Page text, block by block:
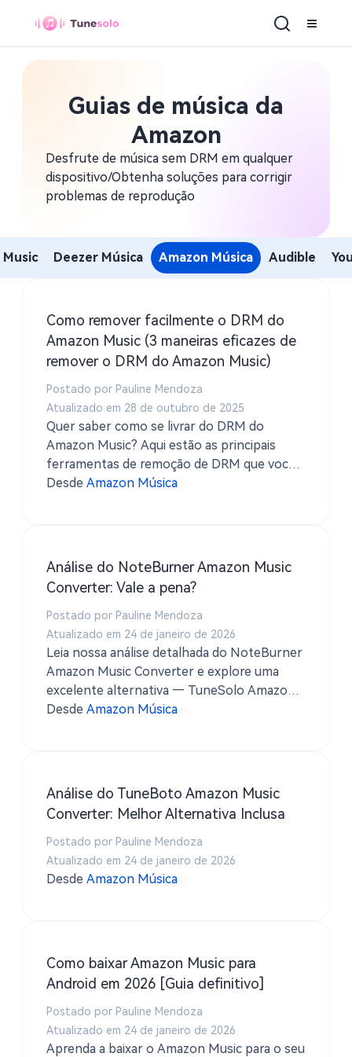
Guias de música da
Amazon
Desfrute de música sem DRM em qualquer
dispositivo/Obtenha soluções para corrigir
problemas de reprodução
Music Deezer Música Amazon Música Audible
Como remover facilmente o DRM do
Amazon Music (3 maneiras eficazes de
remover o DRM do Amazon Music)
Postado por Pauline Mendoza
Atualizado em 28 de outubro de 2025
Quer saber como se livrar do DRM do
Amazon Music? Aqui estão as principais
ferramentas de remoção de DRM que você
pode usar para baixar músicas no seu celular,
Desde Amazon Música
Análise do NoteBurner Amazon Music
Converter: Vale a pena?
Postado por Pauline Mendoza
Atualizado em 24 de janeiro de 2026
Leia nossa análise detalhada do NoteBurner
Amazon Music Converter e explore uma
excelente alternativa — TuneSolo Amazon
Music Converter com etapas e imagens
Desde Amazon Música
Análise do TuneBoto Amazon Music
Converter: Melhor Alternativa Inclusa
Postado por Pauline Mendoza
Atualizado em 24 de janeiro de 2026
Desde Amazon Música
Como baixar Amazon Music para
Android em 2026 [Guia definitivo]
Postado por Pauline Mendoza
Atualizado em 24 de janeiro de 2026
Aprenda a baixar o Amazon Music para o seu